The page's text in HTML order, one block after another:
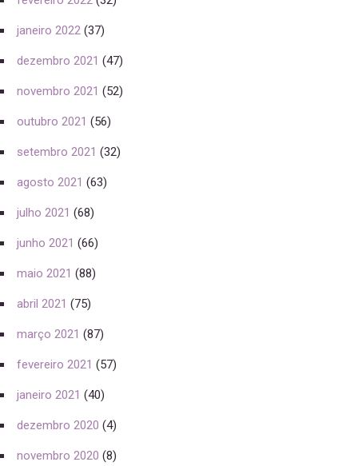
janeiro 2022 (37)
dezembro 2021 (47)
novembro 2021 (52)
outubro 2021 (56)
setembro 2021 (32)
agosto 2021 (63)
julho 2021 (68)
junho 2021 (66)
maio 2021 (88)
abril 2021 (75)
março 2021 (87)
fevereiro 2021 (57)
janeiro 2021 (40)
dezembro 2020 (4)
novembro 2020 (8)